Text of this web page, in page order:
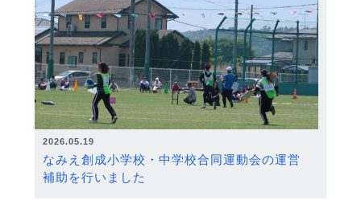
2026.05.19
なみえ創成小学校・中学校合同運動会の運営
補助を行いました